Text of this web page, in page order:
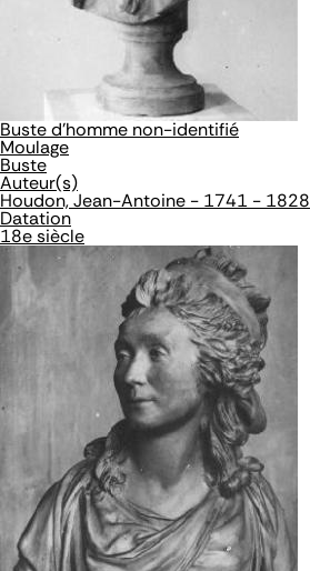
Buste d'homme non-identifié
Moulage
Buste
Auteur(s)
Houdon, Jean-Antoine - 1741 - 1828
Datation
18e siècle